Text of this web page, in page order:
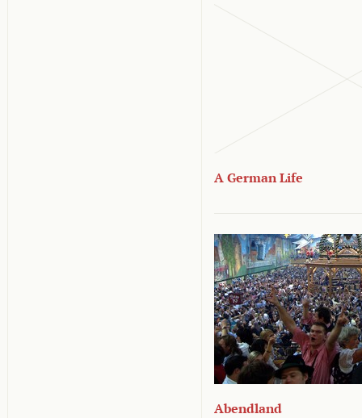
A German Life
Abendland